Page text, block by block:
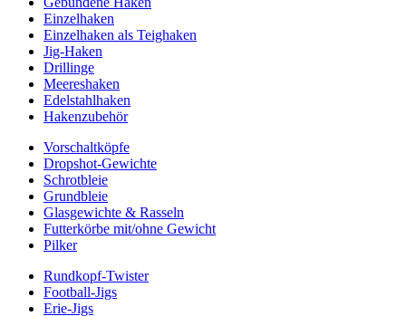
Einzelhaken
Einzelhaken als Teighaken
Jig-Haken
Drillinge
Meereshaken
Edelstahlhaken
Hakenzubehör
Vorschaltköpfe
Dropshot-Gewichte
Schrotbleie
Grundbleie
Glasgewichte & Rasseln
Futterkörbe mit/ohne Gewicht
Pilker
Rundkopf-Twister
Football-Jigs
Erie-Jigs